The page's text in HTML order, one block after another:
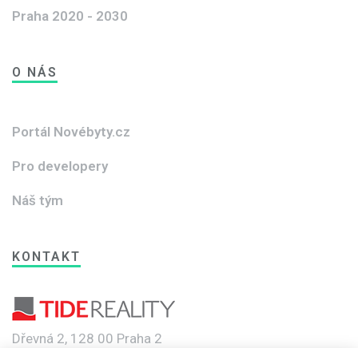
Praha 2020 - 2030
O NÁS
Portál Novébyty.cz
Pro developery
Náš tým
KONTAKT
Dřevná 2, 128 00 Praha 2